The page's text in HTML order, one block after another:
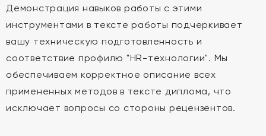
Демонстрация навыков работы с этими
инструментами в тексте работы подчеркивает
вашу техническую подготовленность и
соответствие профилю "HR-технологии". Мы
обеспечиваем корректное описание всех
примененных методов в тексте диплома, что
исключает вопросы со стороны рецензентов.